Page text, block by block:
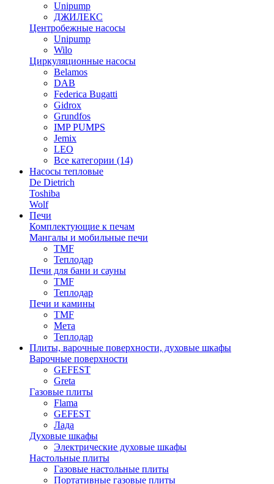
Unipump
ДЖИЛЕКС
Центробежные насосы
Unipump
Wilo
Циркуляционные насосы
Belamos
DAB
Federica Bugatti
Gidrox
Grundfos
IMP PUMPS
Jemix
LEO
Все категории (14)
Насосы тепловые
De Dietrich
Toshiba
Wolf
Печи
Комплектующие к печам
Мангалы и мобильные печи
TMF
Теплодар
Печи для бани и сауны
TMF
Теплодар
Печи и камины
TMF
Мета
Теплодар
Плиты, варочные поверхности, духовые шкафы
Варочные поверхности
GEFEST
Greta
Газовые плиты
Flama
GEFEST
Лада
Духовые шкафы
Электрические духовые шкафы
Настольные плиты
Газовые настольные плиты
Портативные газовые плиты